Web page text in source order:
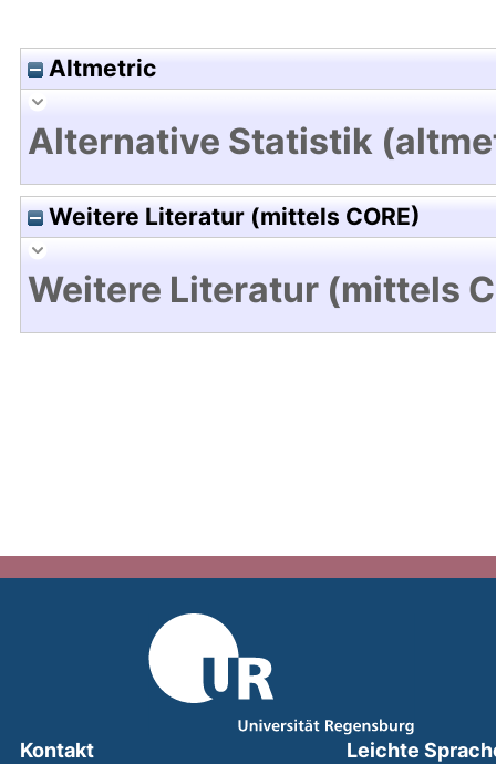
Altmetric
Alternative Statistik
Weitere Literatur (mittels CORE)
Weitere Literatur (mittels
Kontakt
Leichte